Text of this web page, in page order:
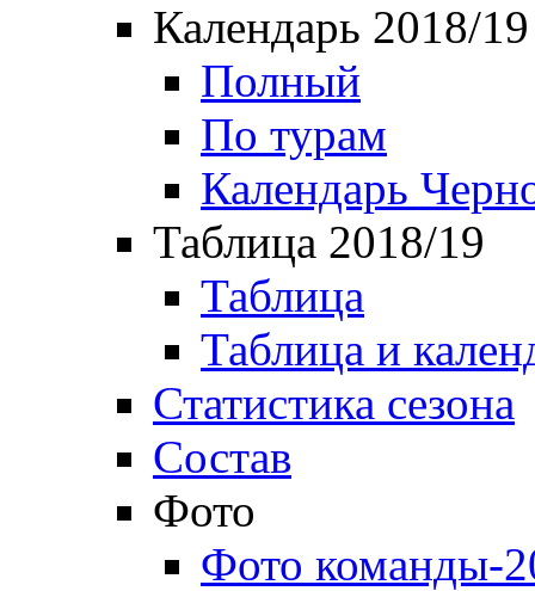
Календарь 2018/19
Полный
По турам
Календарь
Таблица 2018/19
Таблица
Таблица и
Статистика сезона
Состав
Фото
Фото команды-